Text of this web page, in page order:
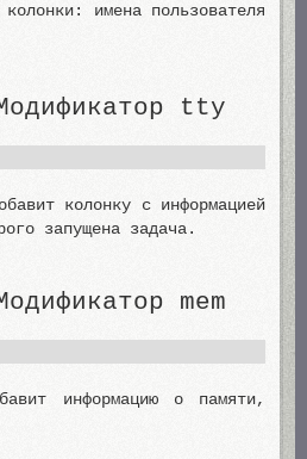
имена пользователя
tty
колонку с информацией
запущена задача.
mem
информацию о памяти,